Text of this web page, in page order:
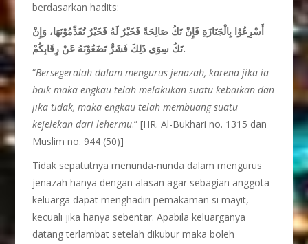
berdasarkan hadits:
أَسْرِعُوْا بِالْجَنَازَةِ فَإِنْ تَكُ صَالِحَةً فَخَيْرٌ لَهُ فَخَيْرٌ تُقَدِّمُوْنَهَا، وَإِنْ
تَكُ سِوَى ذَلِكَ فَشَرٌّ تَضَعُوْنَهُ عَنْ رِقَابِكُمْ.
“Bersegeralah dalam mengurus jenazah, karena jika ia
baik maka engkau telah melakukan suatu kebaikan dan
jika tidak, maka engkau telah membuang suatu
kejelekan dari lehermu.” [HR. Al-Bukhari no. 1315 dan
Muslim no. 944 (50)]
Tidak sepatutnya menunda-nunda dalam mengurus
jenazah hanya dengan alasan agar sebagian anggota
keluarga dapat menghadiri pemakaman si mayit,
kecuali jika hanya sebentar. Apabila keluarganya
datang terlambat setelah dikubur maka boleh